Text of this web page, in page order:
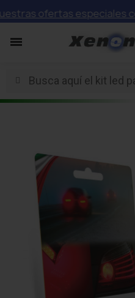
ofertas especiales con